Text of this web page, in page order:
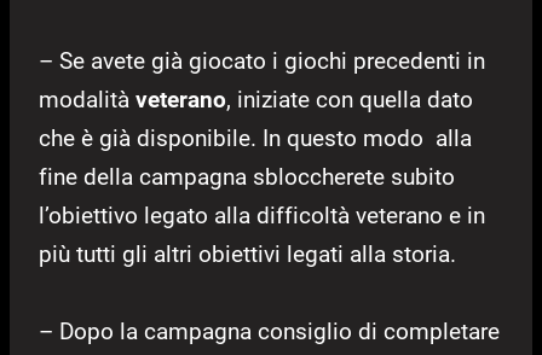
– Se avete già giocato i giochi precedenti in
modalità veterano, iniziate con quella dato
che è già disponibile. In questo modo alla
fine della campagna sbloccherete subito
l’obiettivo legato alla difficoltà veterano e in
più tutti gli altri obiettivi legati alla storia.
– Dopo la campagna consiglio di completare